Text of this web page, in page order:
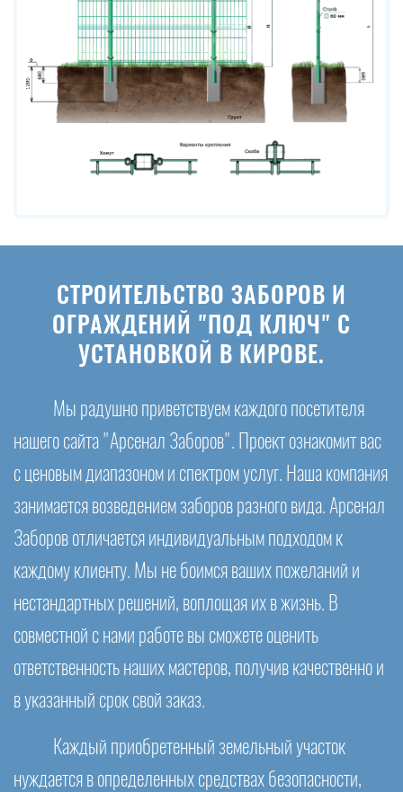
СТРОИТЕЛЬСТВО ЗАБОРОВ И
ОГРАЖДЕНИЙ "ПОД КЛЮЧ" С
УСТАНОВКОЙ В КИРОВЕ.
Мы радушно приветствуем каждого посетителя
нашего сайта "Арсенал Заборов". Проект ознакомит вас
с ценовым диапазоном и спектром услуг. Наша компания
занимается возведением заборов разного вида. Арсенал
Заборов отличается индивидуальным подходом к
каждому клиенту. Мы не боимся ваших пожеланий и
нестандартных решений, воплощая их в жизнь. В
совместной с нами работе вы сможете оценить
ответственность наших мастеров, получив качественно и
в указанный срок свой заказ.
Каждый приобретенный земельный участок
нуждается в определенных средствах безопасности,